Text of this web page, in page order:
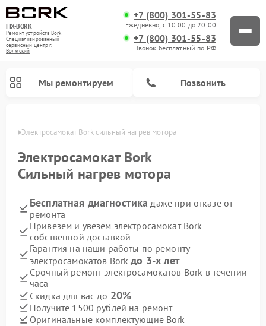
FIX-BORK
Ремонт устройств Bork
Специализированный
cервисный центр г.
Волжский
+7 (800) 301-55-83
Ежедневно, с 10:00 до 20:00
+7 (800) 301-55-83
Звонок бесплатный по РФ
Мы ремонтируем Позвонить
Электросамокат Bork сильный нагрев мотора
Электросамокат Bork
Сильный нагрев мотора
Бесплатная диагностика даже при отказе от
ремонта
Привезем и увезем электросамокат Bork
собственной доставкой
Гарантия на наши работы по ремонту
электросамокатов Borkдо 3-х лет
Срочный ремонт электросамокатов Bork в течении
часа
Скидка для вас до 20%
Получите 1500 рублей на ремонт
Оригинальные комплектующие Bork